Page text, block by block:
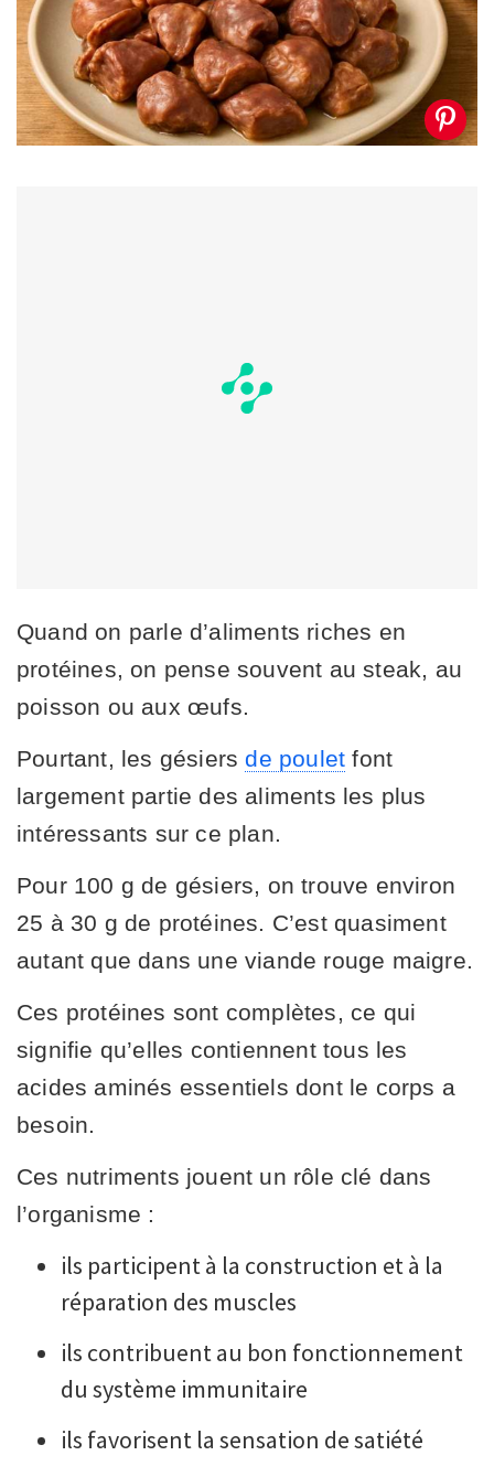
Quand on parle d’aliments riches en
protéines, on pense souvent au steak, au
poisson ou aux œufs.
Pourtant, les gésiersde poulet font
largement partie des aliments les plus
intéressants sur ce plan.
Pour 100 g de gésiers, on trouve environ
25 à 30 g de protéines. C’est quasiment
autant que dans une viande rouge maigre.
Ces protéines sont complètes, ce qui
signifie qu’elles contiennent tous les
acides aminés essentiels dont le corps a
besoin.
Ces nutriments jouent un rôle clé dans
l’organisme :
ils participent à la construction et à la
réparation des muscles
ils contribuent au bon fonctionnement
du système immunitaire
ils favorisent la sensation de satiété